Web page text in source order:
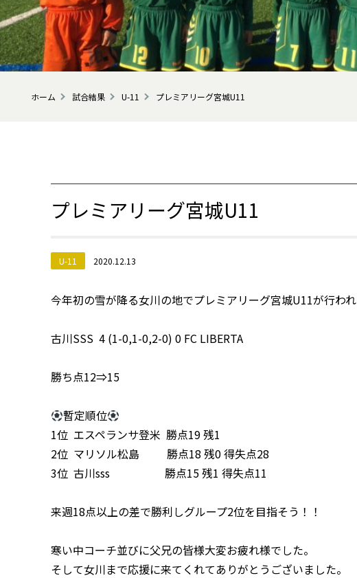
ホーム 試合結果 U-11 プレミアリーグ宮城U11
プレミアリーグ宮城U11
U-11 2020.12.13
今年初の雪が降る女川の地でプレミアリーグ宮城U11が行われ
古川SSS 4 (1-0,1-0,2-0) 0 FC LIBERTA
勝ち点12⇒15
暫定順位
1位 エスペランサ登米 勝点19 残1
2位 マリソル松島 勝点18 残0 得失点28
3位 古川sss 勝点15 残1 得失点11
来週18点以上の差で勝利しグループ2位を目指そう！！
寒い中コーチ並びに父兄の皆様大変お疲れ様でした。
そして女川まで応援に来てくれてありがとうございました。